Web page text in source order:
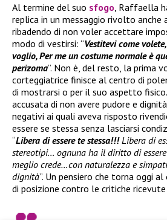
Al termine del suo sfogo , Raffaella
replica in un messaggio rivolto anche
ribadendo di non voler accettare
modo di vestirsi: “Vestitevi come
voglio, Per me un costume normale è
perizoma”. Non è, del resto, la prima
corteggiatrice finisce al centro di
di mostrarsi o per il suo aspetto
accusata di non avere pudore e
negativi ai quali aveva risposto
essere se stessa senza lasciarsi
“Libera di essere te stessa!!!Libera di
stereotipi… ognuna ha il diritto di
meglio crede…con naturalezza e
dignità”. Un pensiero che torna oggi
di posizione contro le critiche